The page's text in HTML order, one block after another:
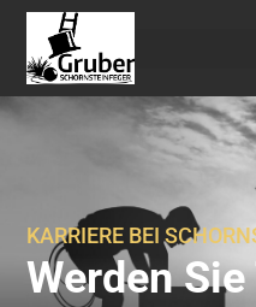
KARRIERE BEI
Werden